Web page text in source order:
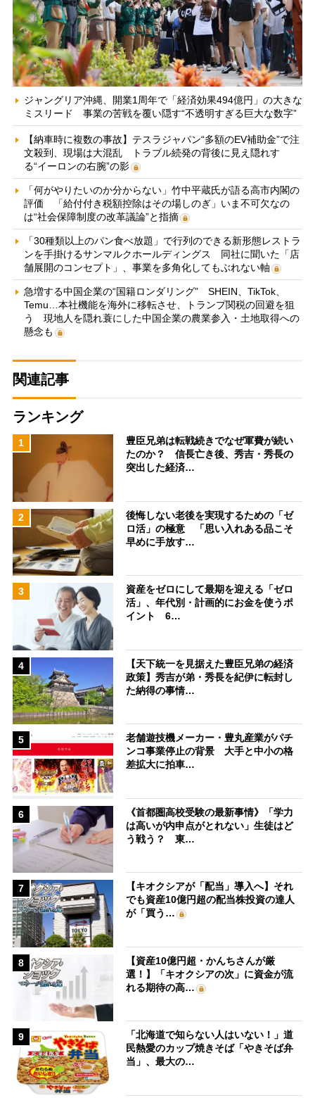
ジャングリア沖縄、開業1周年で「経済効果494億円」の大きな
ミスリード 事業の苦戦を覆い隠す“不透明すぎる巨大な数字”
【納車時に複数の事故】テスラジャパン“多額のEV補助金”で注
文殺到、現場は大混乱 トラブル続発の背後に見え隠れす
る“イーロンの右腕”の影
「何がやりたいのか分からない」竹中平蔵氏が語る高市内閣の
評価 「給付付き税額控除はその場しのぎ」いま不可欠なの
は“社会保障制度の改革議論”と指摘
「30種類以上のパン食べ放題」で行列のできる新形態レストラ
ンを手掛けるサンマルクホールディングス 同社に聞いた「店
舗展開のコンセプト」、事業を多角化してもぶれない軸
急増する中国企業の“国籍ロンダリング” SHEIN、TikTok、
Temu…本社機能を海外に移転させ、トランプ関税の回避を狙
う 現地人を隠れ蓑にした中国企業の農業参入・土地取得への
懸念も
関連記事
ランキング
1
豊臣兄弟は転戦続きでなぜ軍費が続い
たのか？ 信長亡き後、秀吉・秀長の
突出した経済…
2
後悔しない老後を実現するための「ゼ
ロ活」の極意 「思い入れある品こそ
早めに手放す…
3
資産をゼロにして最期を迎える「ゼロ
活」、年代別・計画的にお金を使うポ
イント 6…
4
【天下統一を見据えた豊臣兄弟の経済
政策】秀吉が弟・秀長を紀伊に転封し
た納得の事情…
5
老舗遊技機メーカー・豊丸産業がパチ
ンコ事業停止の背景 大手と中小の格
差拡大に拍車…
6
《首都圏高校受験の最新事情》「学力
は高いが内申点がとれない」生徒はど
う戦う？ 東…
7
【キオクシアが「配当」導入へ】それ
でも資産10億円超の配当株投資の達人
が「買う…
8
【資産10億円超・かんちさんが厳
選！】「キオクシアの次」に資金が流
れる期待の高…
9
「北海道で知らない人はいない！」道
民熱愛のカップ焼きそば「やきそば弁
当」、最大の…